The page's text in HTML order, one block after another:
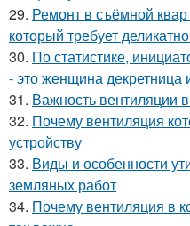
29. Ремонт в съёмной
который требует
30. По статистике,
- это женщина декретница
31. Важность вентиляции
32. Почему вентиляция
устройству
33. Виды и особенности
земляных работ
34. Почему вентиляция в